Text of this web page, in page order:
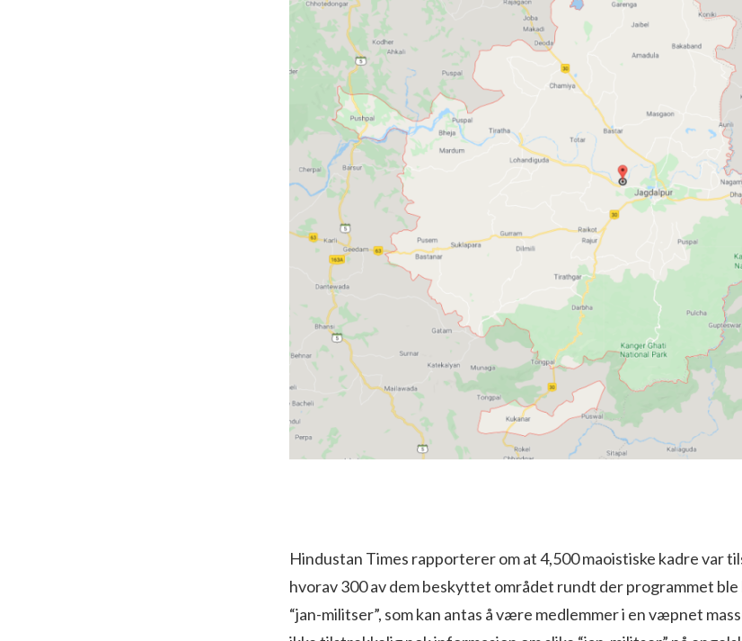
Hindustan Times rapporterer om at 4,500 maoistiske kadre var
hvorav 300 av dem beskyttet området rundt der programmet ble
“jan-militser”, som kan antas å være medlemmer i en væpnet